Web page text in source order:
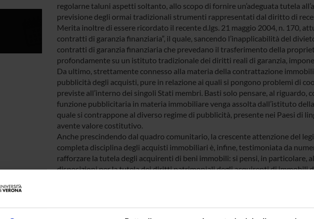
regolarne taluni aspetti soltanto, allo scopo di fornire un’adeguata tutela
previsione degli ormai tradizionali strumenti rappresentati dal diritto di
Merita inoltre di essere ricordato il recente d.lgs. 21 maggio 2004, n. 170,
contratti di garanzia finanziaria”, il quale, sancendo l’inapplicabilità del
contratti di garanzia finanziaria che prevedano il trasferimento della
profondamente su un istituto tradizionale dei diritti reali di garanzia,
Da ultimo, strettamente connesso alla materia della contrattazione
pubblicità degli acquisti, pure in relazione ai quali si pongono problemi di
previste all’interno dei singoli Stati membri. Basti solo pensare, al riguardo,
funzione pubblicitaria in materia immobiliare venga assolta dall’istituto
quale si contrappone al diverso regime di pubblicità, presente nei Paesi di
avente valore costitutivo.
Anche prescindendo dal quadro comunitario, la crescente attenzione del
completa disciplina degli acquisti immobiliari è, infine, testimoniata da
rafforzare la tutela degli acquirenti di beni immobili: si pensi, in particolare,
disposizioni per la tutela dei diritti patrimoniali degli acquirenti di immobili
materia di trascrizione dei contratti preliminari di acquisto di beni immobili
La ricerca intende quindi muovere da queste premesse per studiare,
summenzionato, nonché della giurisprudenza nazionale e della Corte di